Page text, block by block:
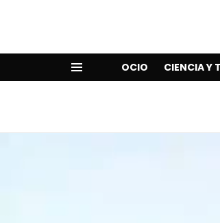
OCIO CIENCIA Y